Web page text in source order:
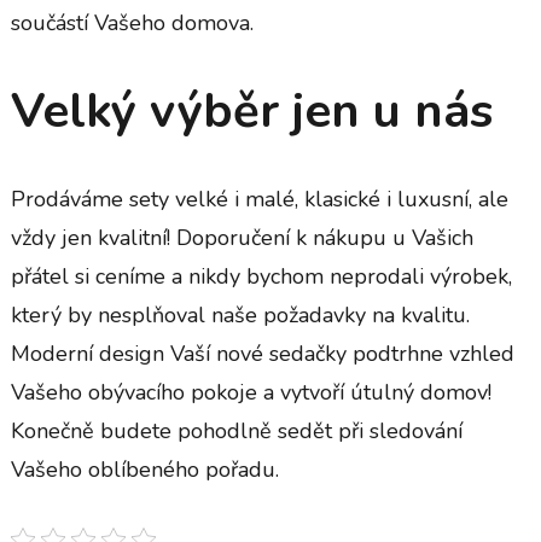
součástí Vašeho domova.
Velký výběr jen u nás
Prodáváme sety velké i malé, klasické i luxusní, ale
vždy jen kvalitní! Doporučení k nákupu u Vašich
přátel si ceníme a nikdy bychom neprodali výrobek,
který by nesplňoval naše požadavky na kvalitu.
Moderní design Vaší nové sedačky podtrhne vzhled
Vašeho obývacího pokoje a vytvoří útulný domov!
Konečně budete pohodlně sedět při sledování
Vašeho oblíbeného pořadu.